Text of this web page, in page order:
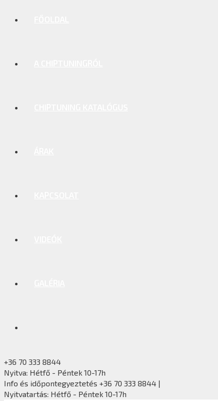
+36 70 333 8844
Nyitva: Hétfő - Péntek 10-17h
Info és időpontegyeztetés +36 70 333 8844 |
Nyitvatartás: Hétfő - Péntek 10-17h